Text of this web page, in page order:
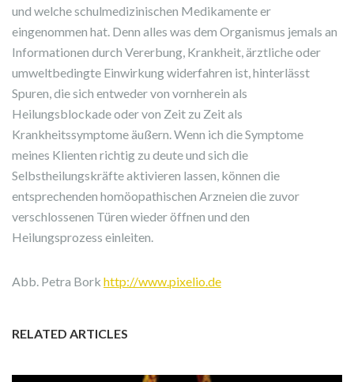
und welche schulmedizinischen Medikamente er
eingenommen hat. Denn alles was dem Organismus jemals an
Informationen durch Vererbung, Krankheit, ärztliche oder
umweltbedingte Einwirkung widerfahren ist, hinterlässt
Spuren, die sich entweder von vornherein als
Heilungsblockade oder von Zeit zu Zeit als
Krankheitssymptome äußern. Wenn ich die Symptome
meines Klienten richtig zu deute und sich die
Selbstheilungskräfte aktivieren lassen, können die
entsprechenden homöopathischen Arzneien die zuvor
verschlossenen Türen wieder öffnen und den
Heilungsprozess einleiten.
Abb. Petra Bork http://www.pixelio.de
RELATED ARTICLES